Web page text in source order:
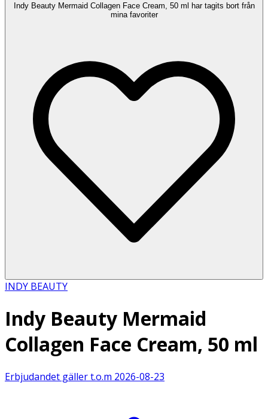
Indy Beauty Mermaid Collagen Face Cream, 50 ml har tagits bort från
mina favoriter
INDY BEAUTY
Indy Beauty Mermaid
Collagen Face Cream, 50 ml
Erbjudandet gäller t.o.m 2026-08-23